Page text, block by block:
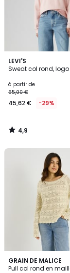
LEVI'S
Sweat col rond,
à partir de
65,00 €
45,62 € -29%
4,9
/ 5
4,9
/
GRAIN DE MALICE
Pull col rond en